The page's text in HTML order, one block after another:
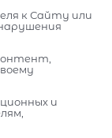
к Сайту или
и